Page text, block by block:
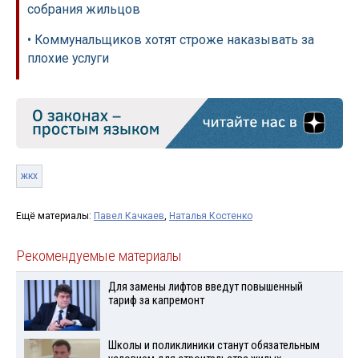
собрания жильцов
• Коммунальщиков хотят строже наказывать за
плохие услуги
жкх
Ещё материалы: Павел Качкаев, Наталья Костенко
Рекомендуемые материалы
Для замены лифтов введут повышенный
тариф за капремонт
Школы и поликлиники станут обязательным